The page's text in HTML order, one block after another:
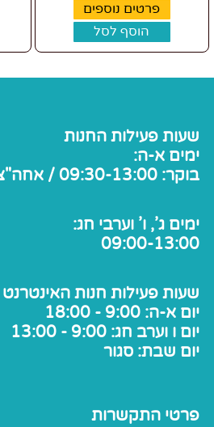
פרטים נוספים
הוסף לסל
שעות פעילות החנות
ימים א-ה:
בוקר: 09:30-13:00 / אחה"צ: 16:30-19:00
ימים ג', ו' וערבי חג:
09:00-13:00
שעות פעילות חנות האינטרנט
יום א-ה: 9:00 - 18:00
יום ו וערב חג: 9:00 - 13:00
יום שבת: סגור
פרטי התקשרות